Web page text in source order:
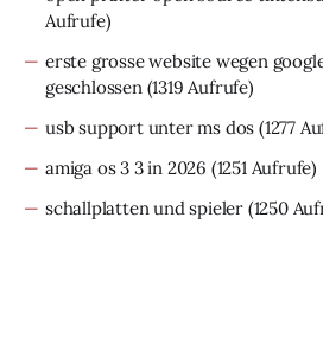
Aufrufe)
erste grosse website wegen
geschlossen (1319 Aufrufe)
usb support unter ms dos (1277
amiga os 3 3 in 2026 (1251 Aufrufe)
schallplatten und spieler (1250